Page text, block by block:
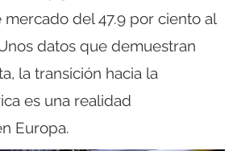
del 47.9 por ciento al
datos que demuestran
la transición hacia la
es una realidad
Europa.